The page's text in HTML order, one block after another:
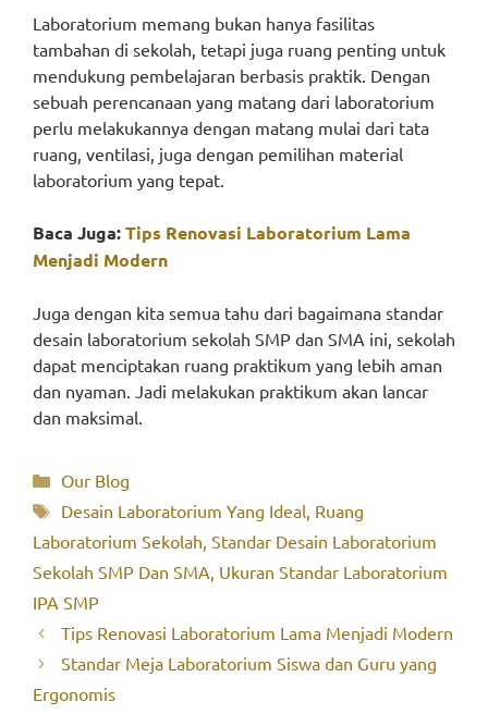
Laboratorium memang bukan hanya fasilitas
tambahan di sekolah, tetapi juga ruang penting untuk
mendukung pembelajaran berbasis praktik. Dengan
sebuah perencanaan yang matang dari laboratorium
perlu melakukannya dengan matang mulai dari tata
ruang, ventilasi, juga dengan pemilihan material
laboratorium yang tepat.
Baca Juga:Tips Renovasi Laboratorium Lama
Menjadi Modern
Juga dengan kita semua tahu dari bagaimana standar
desain laboratorium sekolah SMP dan SMA ini, sekolah
dapat menciptakan ruang praktikum yang lebih aman
dan nyaman. Jadi melakukan praktikum akan lancar
dan maksimal.
Categories
Our Blog
Tags
Desain Laboratorium Yang Ideal Ruang
Laboratorium Sekolah Standar Desain Laboratorium
Sekolah SMP Dan SMA Ukuran Standar Laboratorium
IPA SMP
Tips Renovasi Laboratorium Lama Menjadi Modern
Standar Meja Laboratorium Siswa dan Guru yang
Ergonomis